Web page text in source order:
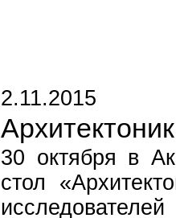
2.11.2015
30 октября в
стол